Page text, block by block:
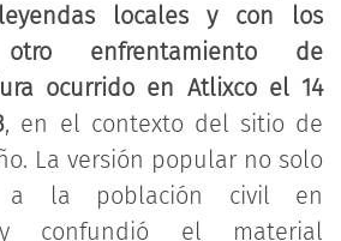
locales y con los
enfrentamiento de
ocurrido en Atlixco el 14
, en el contexto del sitio de
La versión popular no solo
a la población civil en
confundió el material